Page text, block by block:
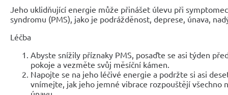
Jeho uklidňující energie může přinášet úlevu při
syndromu (PMS), jako je podrážděnost, deprese, únava,
Léčba
Abyste snížily příznaky PMS, posaďte se asi týden
pokoje a vezměte svůj měsíční kámen.
Napojte se na jeho léčivé energie a podržte si asi
vnímejte, jak jeho jemné vibrace rozpouštějí všechno